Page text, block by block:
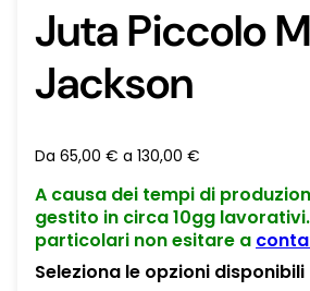
Juta Piccolo
Jackson
Da 65,00 € a 130,00 €
A causa dei tempi di
gestito in circa 10gg
particolari non esitare a
Seleziona le opzioni disponibili